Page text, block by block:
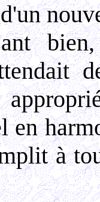
en
à